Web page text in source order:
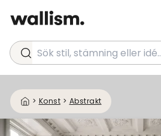
Sök stil, stämning eller idé...
> Konst > Abstrakt